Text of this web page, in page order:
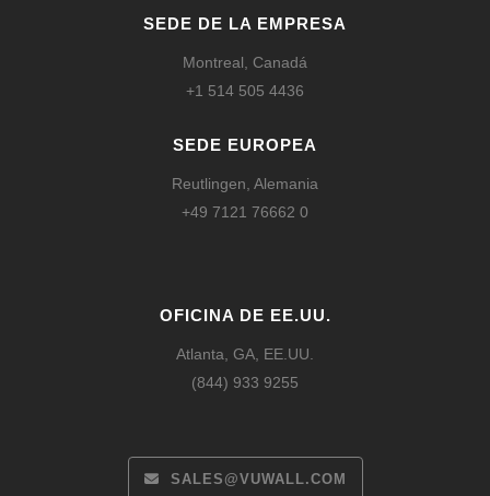
SEDE DE LA EMPRESA
Montreal, Canadá
+1 514 505 4436
SEDE EUROPEA
Reutlingen, Alemania
+49 7121 76662 0
OFICINA DE EE.UU.
Atlanta, GA, EE.UU.
(844) 933 9255
SALES@VUWALL.COM